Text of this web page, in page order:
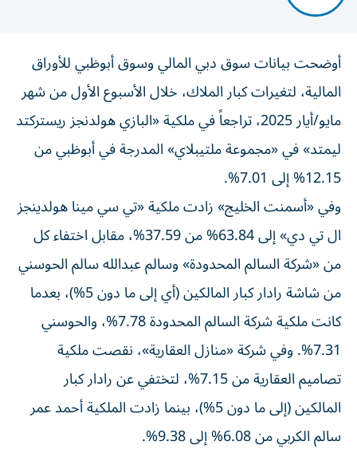
أوضحت بيانات سوق دبي المالي وسوق أبوظبي للأوراق
المالية، لتغيرات كبار الملاك، خلال الأسبوع الأول من شهر
مايو/أيار 2025، تراجعاً في ملكية «البازي هولدنجز ريستركتد
ليمتد» في «مجموعة ملتیبلاي» المدرجة في أبوظبي من
12.15% إلى 7.01%.
وفي «أسمنت الخليج» زادت ملكية «تي سي مينا هولدينجز
ال تي دي» إلى 63.84% من 37.59%، مقابل اختفاء كل
من «شركة السالم المحدودة» وسالم عبدالله سالم الحوسني
من شاشة رادار كبار المالكين (أي إلى ما دون 5%)، بعدما
كانت ملكية شركة السالم المحدودة 7.78%، والحوسني
7.31%. وفي شركة «منازل العقارية»، نقصت ملكية
تصاميم العقارية من 7.15%، لتختفي عن رادار كبار
المالكين (إلى ما دون 5%)، بينما زادت الملكية أحمد عمر
سالم الكربي من 6.08% إلى 9.38%.